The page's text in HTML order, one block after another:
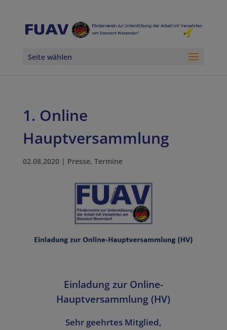
Seite wählen
1. Online
Hauptversammlung
02.08.2020| Presse, Termine
Einladung zur Online-
Hauptversammlung (HV)
Sehr geehrtes Mitglied,